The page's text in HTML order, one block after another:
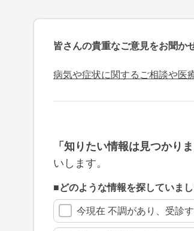
皆さんの貴重なご意見をお聞か
病気や症状に関するご相談や医
「知りたい情報は見つかり
いします。
■どのような情報を探していま
今現在 不調があり、受診